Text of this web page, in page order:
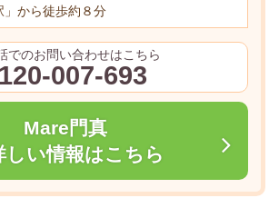
から徒歩約８分
でのお問い合わせはこちら
007-693
Mare門真
しい情報はこちら